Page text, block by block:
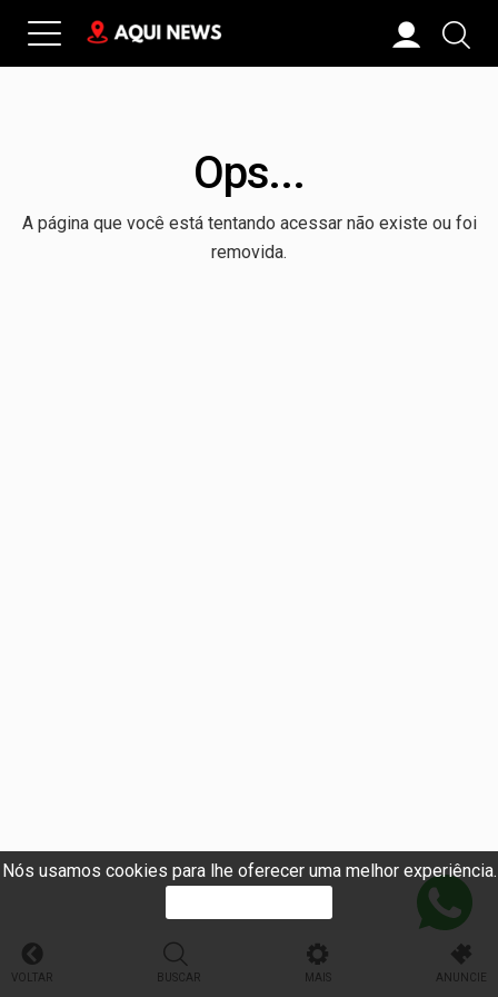
Nós usamos cookies para lhe oferecer uma melhor experiência.
Ops...
A página que você está tentando acessar não existe ou foi
removida.
VOLTAR BUSCAR MAIS ANUNCIE